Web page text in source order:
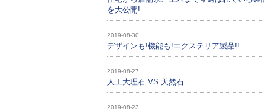
を大公開!
2019-08-30
デザインも!機能も!エクステリア製品!!
2019-08-27
人工大理石 VS 天然石
2019-08-23